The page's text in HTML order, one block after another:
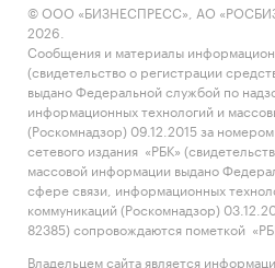
© ООО «БИЗНЕСПРЕСС», АО
2026.
Сообщения и материалы
(свидетельство о регистрации
выдано Федеральной службой по
информационных технологий и
(Роскомнадзор) 09.12.2015 за
сетевого издания «РБК»
массовой информации выдано
сфере связи, информационных
коммуникаций (Роскомнадзор)
82385) сопровождаются пометкой
Владельцем сайта является